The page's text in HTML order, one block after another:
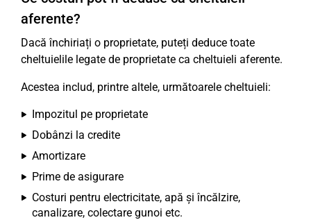
aferente?
Dacă închiriați o proprietate, puteți deduce toate
cheltuielile legate de proprietate ca cheltuieli aferente.
Acestea includ, printre altele, următoarele cheltuieli:
Impozitul pe proprietate
Dobânzi la credite
Amortizare
Prime de asigurare
Costuri pentru electricitate, apă și încălzire,
canalizare, colectare gunoi etc.